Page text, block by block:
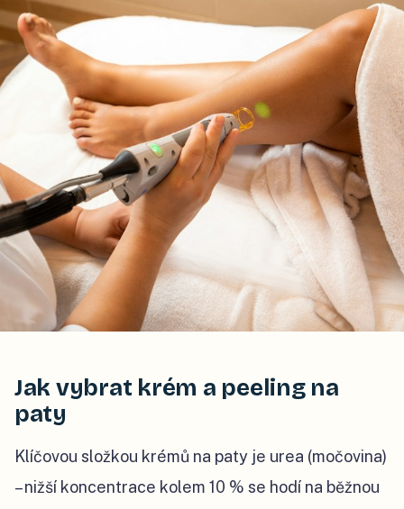
Jak vybrat krém a peeling na
paty
Klíčovou složkou krémů na paty je urea (močovina)
– nižší koncentrace kolem 10 % se hodí na běžnou